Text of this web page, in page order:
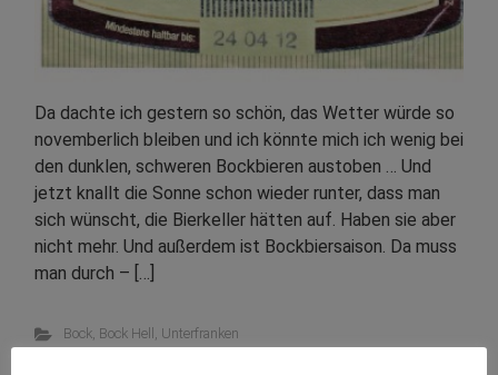
Da dachte ich gestern so schön, das Wetter würde so
novemberlich bleiben und ich könnte mich ich wenig bei
den dunklen, schweren Bockbieren austoben … Und
jetzt knallt die Sonne schon wieder runter, dass man
sich wünscht, die Bierkeller hätten auf. Haben sie aber
nicht mehr. Und außerdem ist Bockbiersaison. Da muss
man durch – […]
Bock, Bock Hell , Unterfranken